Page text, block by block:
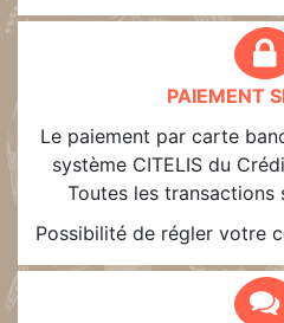
PAIEMENT
Le paiement par carte
système CITELIS du
Toutes les transactions
Possibilité de régler votre